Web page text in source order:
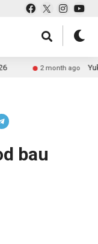
2 month ago
bau